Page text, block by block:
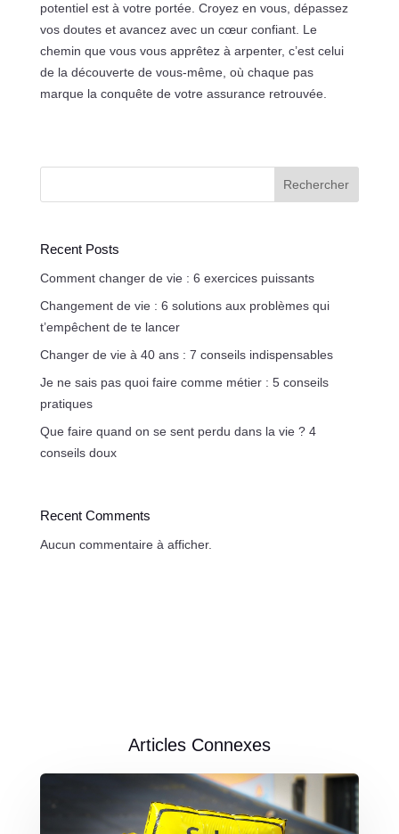
potentiel est à votre portée. Croyez en vous, dépassez
vos doutes et avancez avec un cœur confiant. Le
chemin que vous vous apprêtez à arpenter, c’est celui
de la découverte de vous-même, où chaque pas
marque la conquête de votre assurance retrouvée.
Rechercher
Recent Posts
Comment changer de vie : 6 exercices puissants
Changement de vie : 6 solutions aux problèmes qui
t’empêchent de te lancer
Changer de vie à 40 ans : 7 conseils indispensables
Je ne sais pas quoi faire comme métier : 5 conseils
pratiques
Que faire quand on se sent perdu dans la vie ? 4
conseils doux
Recent Comments
Aucun commentaire à afficher.
Articles Connexes